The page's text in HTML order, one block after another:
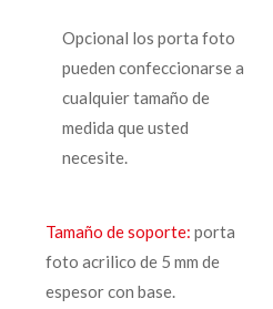
Opcional los porta foto
pueden confeccionarse a
cualquier tamaño de
medida que usted
necesite.
Tamaño de soporte: porta
foto acrilico de 5 mm de
espesor con base.